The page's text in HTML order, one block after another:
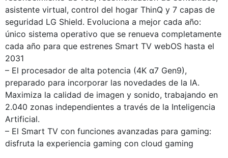
asistente virtual, control del hogar ThinQ y 7 capas de
seguridad LG Shield. Evoluciona a mejor cada año:
único sistema operativo que se renueva completamente
cada año para que estrenes Smart TV webOS hasta el
2031
– El procesador de alta potencia (4K α7 Gen9),
preparado para incorporar las novedades de la IA.
Maximiza la calidad de imagen y sonido, trabajando en
2.040 zonas independientes a través de la Inteligencia
Artificial.
– El Smart TV con funciones avanzadas para gaming:
disfruta la experiencia gaming con cloud gaming